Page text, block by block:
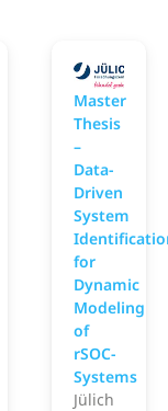
Jülich
Master
Thesis
–
Data-
Driven
System
for
Dynamic
Modeling
of
rSOC-
Systems
Jülich